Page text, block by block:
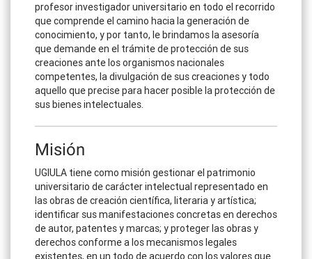
profesor investigador universitario en todo el recorrido
que comprende el camino hacia la generación de
conocimiento, y por tanto, le brindamos la asesoría
que demande en el trámite de protección de sus
creaciones ante los organismos nacionales
competentes, la divulgación de sus creaciones y todo
aquello que precise para hacer posible la protección de
sus bienes intelectuales.
Misión
UGIULA tiene como misión gestionar el patrimonio
universitario de carácter intelectual representado en
las obras de creación científica, literaria y artística;
identificar sus manifestaciones concretas en derechos
de autor, patentes y marcas; y proteger las obras y
derechos conforme a los mecanismos legales
existentes, en un todo de acuerdo con los valores que